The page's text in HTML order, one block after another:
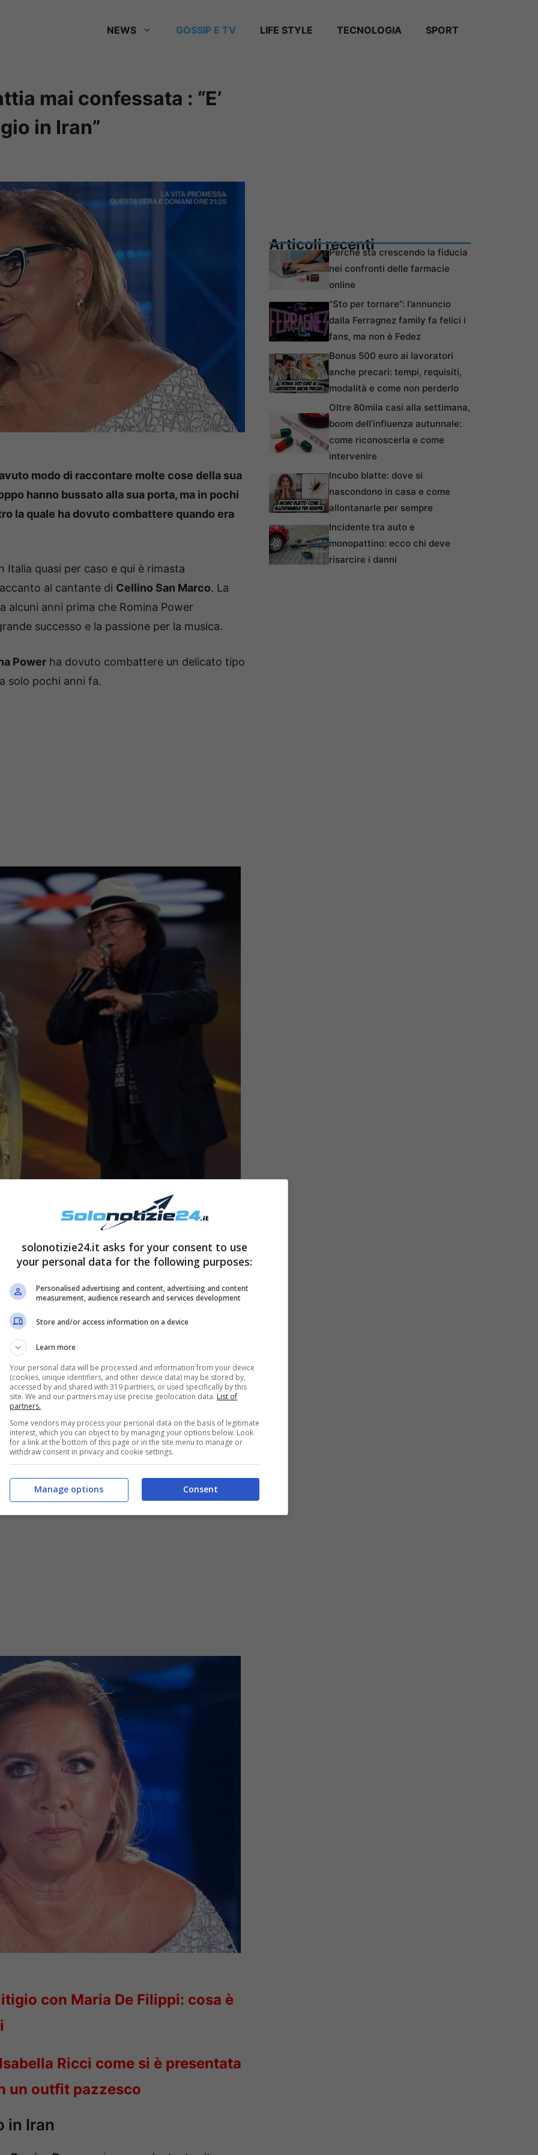
NEWS GOSSIP E TV LIFE STYLE TECNOLOGIA SPORT
mai confessata : “E’
in Iran”
modo di raccontare molte cose della sua
hanno bussato alla sua porta, ma in pochi
la quale ha dovuto combattere quando era
Italia quasi per caso e qui è rimasta
al cantante di Cellino San Marco. La
alcuni anni prima che Romina Power
successo e la passione per la musica.
Power ha dovuto combattere un delicato tipo
solo pochi anni fa.
è arrivata all’improvviso, quando nell’estate
Cabala insieme alla madre Linda
Purdom e le sue figlie, come la stessa ha
Canzoni.
di gioco e piccoli spettacoli ecco che
se volesse intraprendere una carriera nel
nel film “Ménage all’italiana” di Franco
foto, poi un provino, dopo di che mi
anni. Mia madre accettò che facessi il film,
”. Il tutto, comunque sia non finisce di certo
con Maria De Filippi: cosa è
Ricci come si è presentata
un outfit pazzesco
in Iran
Articoli recentiPerché sta crescendo la fiducia
nei confronti delle farmacie
online
“Sto per tornare”: l’annuncio
dalla Ferragnez family fa felici i
fans, ma non è Fedez
Bonus 500 euro ai lavoratori
anche precari: tempi, requisiti,
modalità e come non perderlo
Oltre 80mila casi alla settimana,
boom dell’influenza autunnale:
come riconoscerla e come
intervenire
Incubo blatte: dove si
nascondono in casa e come
allontanarle per sempre
Incidente tra auto e
monopattino: ecco chi deve
risarcire i danni
solonotizie24.it asks for your consent to use
your personal data for the following purposes:
Personalised advertising and content, advertising and content
measurement, audience research and services development
Store and/or access information on a device
Learn more
Your personal data will be processed and information from your device
(cookies, unique identifiers, and other device data) may be stored by,
accessed by and shared with 319 partners, or used specifically by this
site. We and our partners may use precise geolocation data. List of
partners.
Some vendors may process your personal data on the basis of legitimate
interest, which you can object to by managing your options below. Look
for a link at the bottom of this page or in the site menu to manage or
withdraw consent in privacy and cookie settings.
Consent
Manage options